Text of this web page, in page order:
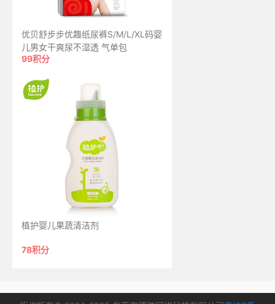
优贝舒步步优趣纸尿裤S/M/L/XL码婴
儿男女干爽尿不湿透 气单包
99积分
植护婴儿果蔬清洁剂
78积分